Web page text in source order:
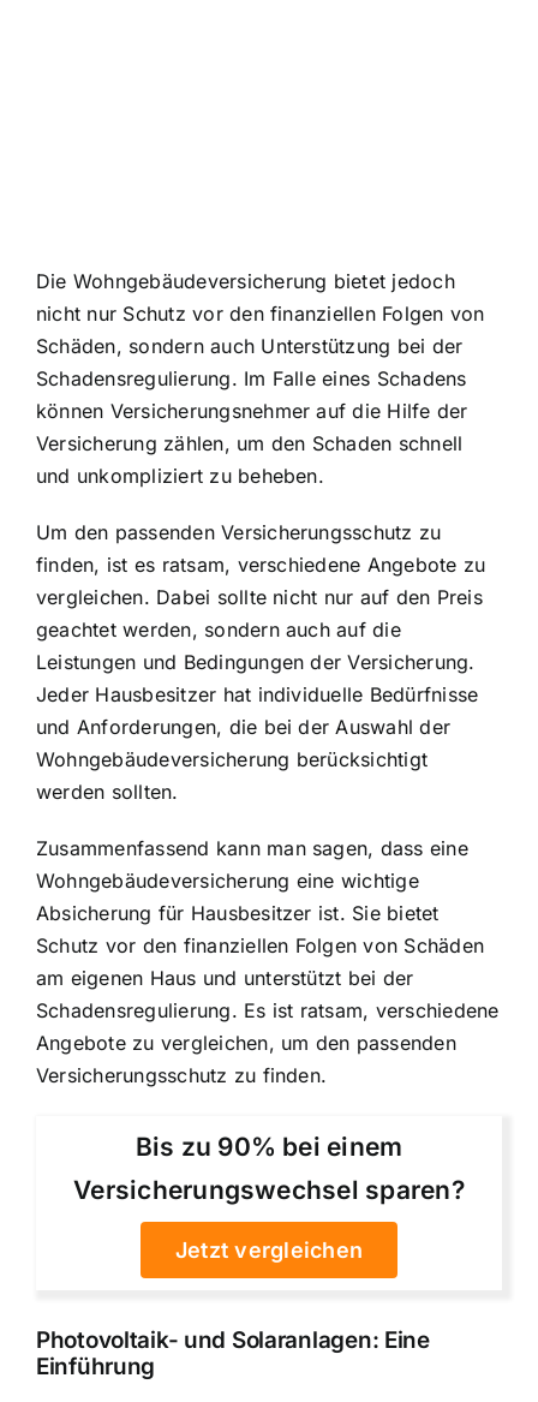
Die Wohngebäudeversicherung bietet jedoch
nicht nur Schutz vor den finanziellen Folgen von
Schäden, sondern auch Unterstützung bei der
Schadensregulierung. Im Falle eines Schadens
können Versicherungsnehmer auf die Hilfe der
Versicherung zählen, um den Schaden schnell
und unkompliziert zu beheben.
Um den passenden Versicherungsschutz zu
finden, ist es ratsam, verschiedene Angebote zu
vergleichen. Dabei sollte nicht nur auf den Preis
geachtet werden, sondern auch auf die
Leistungen und Bedingungen der Versicherung.
Jeder Hausbesitzer hat individuelle Bedürfnisse
und Anforderungen, die bei der Auswahl der
Wohngebäudeversicherung berücksichtigt
werden sollten.
Zusammenfassend kann man sagen, dass eine
Wohngebäudeversicherung eine wichtige
Absicherung für Hausbesitzer ist. Sie bietet
Schutz vor den finanziellen Folgen von Schäden
am eigenen Haus und unterstützt bei der
Schadensregulierung. Es ist ratsam, verschiedene
Angebote zu vergleichen, um den passenden
Versicherungsschutz zu finden.
Bis zu 90% bei einem
Versicherungswechsel sparen?
Jetzt vergleichen
Photovoltaik- und Solaranlagen: Eine
Einführung